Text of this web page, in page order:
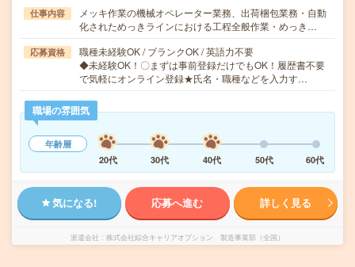
仕事内容
メッキ作業の機械オペレーター業務、出荷梱包業務・自動
化されためっきラインにおける工程全般作業・めっき…
応募資格
職種未経験OK / ブランクOK / 英語力不要
◆未経験OK！〇まずは事前登録だけでもOK！履歴書不要
で気軽にオンライン登録★氏名・職種などを入力す…
職場の雰囲気
年齢層
20代
30代 40代 50代 60代
気になる! 応募へ進む 詳しく見る
派遣会社 株式会社綜合キャリアオプション 製造事業部（全国）